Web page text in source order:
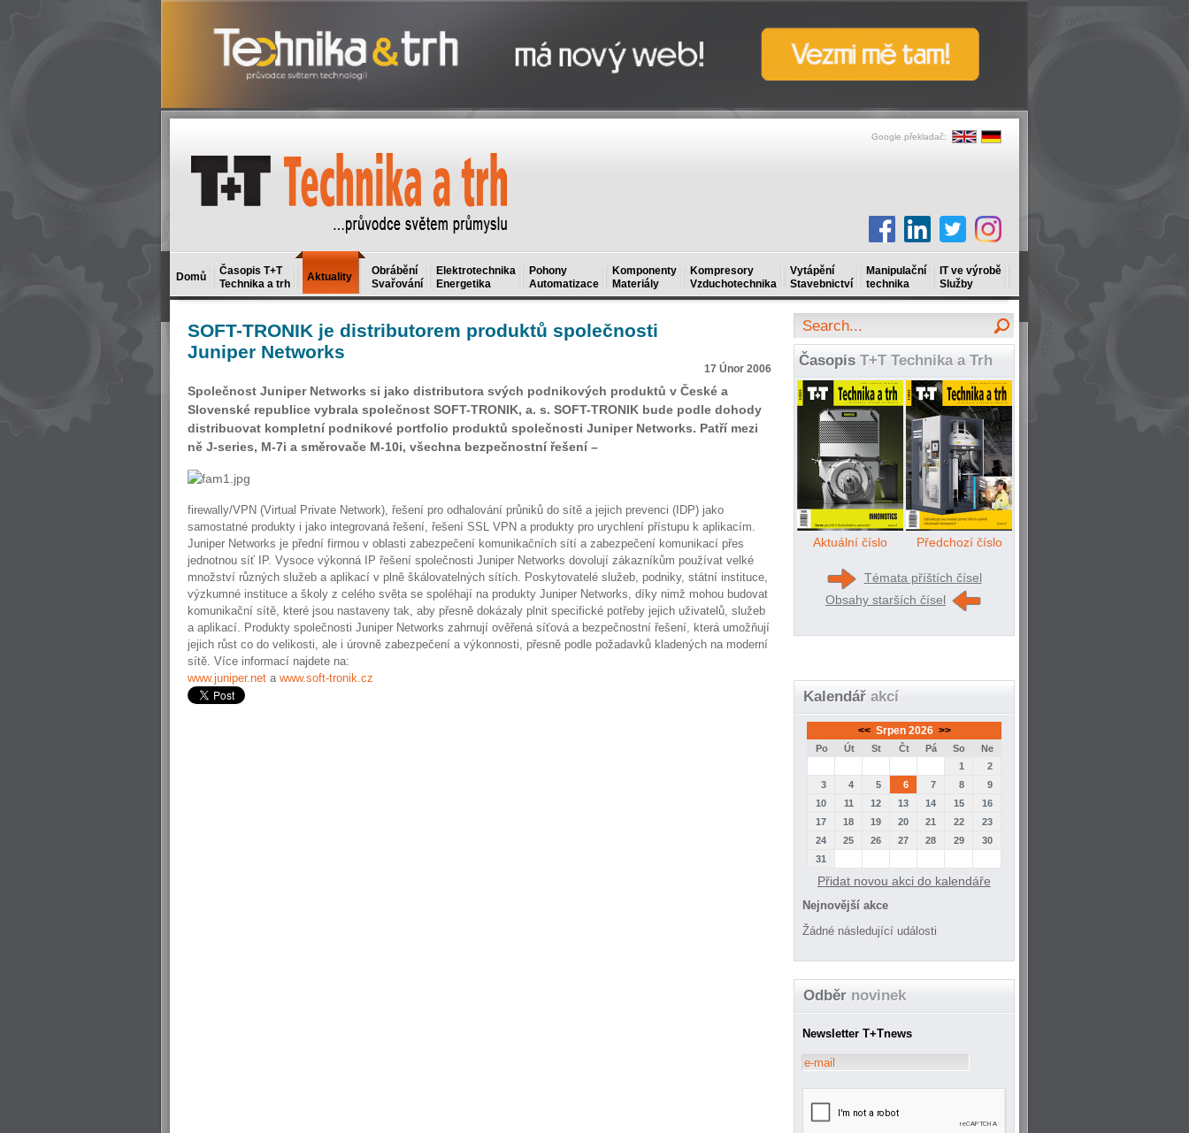
Google překladač:
Domů
Časopis T+T
Technika a trh
Aktuality
Obrábění
Svařování
Elektrotechnika
Energetika
Pohony
Automatizace
Komponenty
Materiály
Kompresory
Vzduchotechnika
Vytápění
Stavebnictví
Manipulační
technika
IT ve výrobě
Služby
SOFT-TRONIK je distributorem produktů společnosti
Juniper Networks
17 Únor 2006
Společnost Juniper Networks si jako distributora svých podnikových produktů v České a
Slovenské republice vybrala společnost SOFT-TRONIK, a. s. SOFT-TRONIK bude podle dohody
distribuovat kompletní podnikové portfolio produktů společnosti Juniper Networks. Patří mezi
ně J-series, M-7i a směrovače M-10i, všechna bezpečnostní řešení –
firewally/VPN (Virtual Private Network), řešení pro odhalování průniků do sítě a jejich prevenci (IDP) jako
samostatné produkty i jako integrovaná řešení, řešení SSL VPN a produkty pro urychlení přístupu k aplikacím.
Juniper Networks je přední firmou v oblasti zabezpečení komunikačních sítí a zabezpečení komunikací přes
jednotnou síť IP. Vysoce výkonná IP řešení společnosti Juniper Networks dovolují zákazníkům používat velké
množství různých služeb a aplikací v plně škálovatelných sítích. Poskytovatelé služeb, podniky, státní instituce,
výzkumné instituce a školy z celého světa se spoléhají na produkty Juniper Networks, díky nimž mohou budovat
komunikační sítě, které jsou nastaveny tak, aby přesně dokázaly plnit specifické potřeby jejich uživatelů, služeb
a aplikací. Produkty společnosti Juniper Networks zahrnují ověřená síťová a bezpečnostní řešení, která umožňují
jejich růst co do velikosti, ale i úrovně zabezpečení a výkonnosti, přesně podle požadavků kladených na moderní
sítě. Více informací najdete na:
www.juniper.net a www.soft-tronik.cz
Časopis T+T Technika a Trh
Aktuální číslo Předchozí číslo
Témata příštích čísel
Obsahy starších čísel
Kalendář akcí
<< Srpen 2026 >>
Po Út St Čt Pá So
Ne
1
2
3
4 5 6 7 8
9
10
11 12 13 14 15
16
17
18 19 20 21 22
23
24
25 26 27 28 29
30
31
Přidat novou akci do kalendáře
Nejnovější akce
Žádné následující události
Odběr novinek
Newsletter T+Tnews